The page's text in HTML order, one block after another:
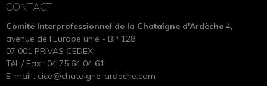
CONTACT
Comité Interprofessionnel de la Chataîgne d'Ardèche 4,
avenue de l'Europe unie - BP 128
07 001 PRIVAS CEDEX
Tél. / Fax : 04 75 64 04 61
E-mail : cica@chataigne-ardeche.com